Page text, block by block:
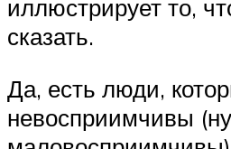
иллюстрирует то,
сказать.
Да, есть люди,
невосприимчивы